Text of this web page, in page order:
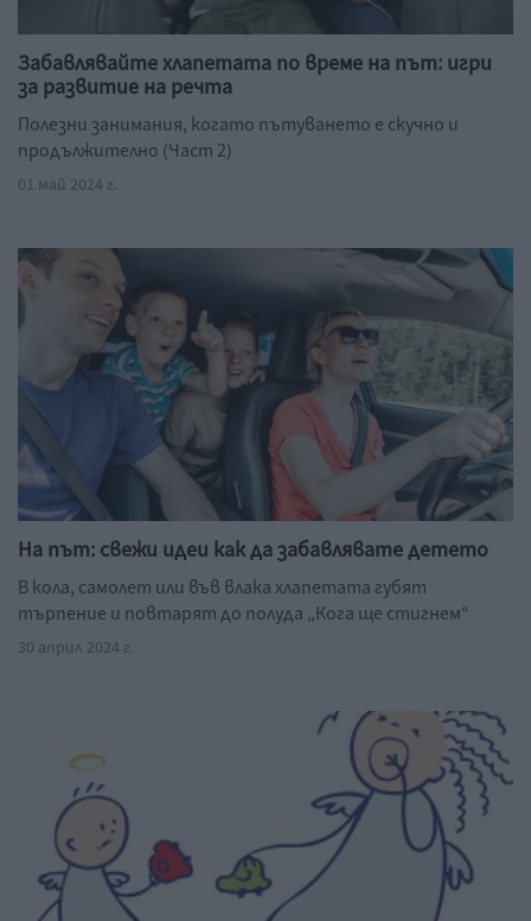
Забавлявайте хлапетата по време на път: игри
за развитие на речта
Полезни занимания, когато пътуването е скучно и
продължително (Част 2)
01 май 2024 г.
На път: свежи идеи как да забавлявате детето
В кола, самолет или във влака хлапетата губят
търпение и повтарят до полуда „Кога ще стигнем“
30 април 2024 г.